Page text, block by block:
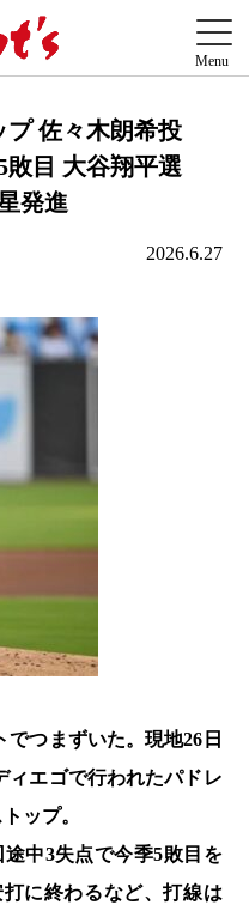
プ 佐々木朗希投
敗目 大谷翔平選
発進
2026.6.27
でつまずいた。現地26日
ィエゴで行われたパドレ
ップ。
中3失点で今季5敗目を
に終わるなど、打線は